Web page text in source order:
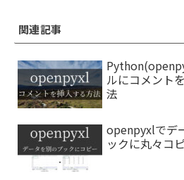
関連記事
ルにコメント
法
openpyxlでデ
ックに丸々コ